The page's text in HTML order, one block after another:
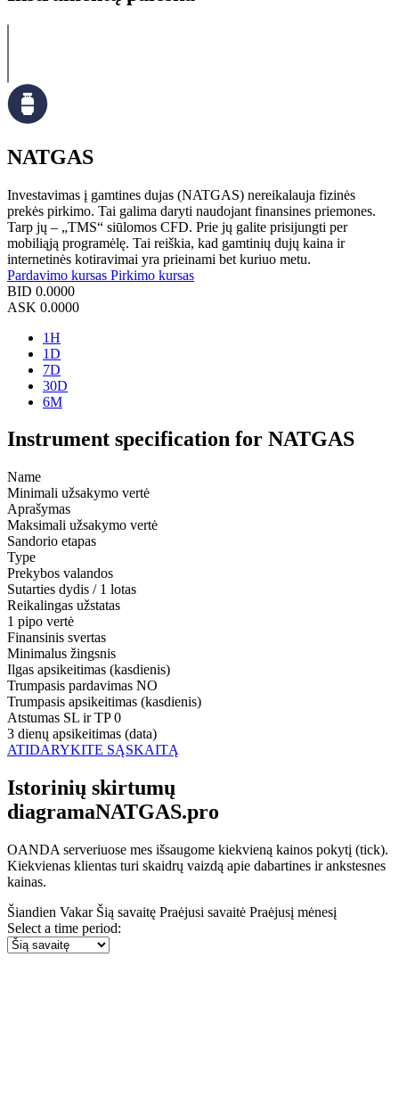
NATGAS
Investavimas į gamtines dujas (NATGAS) nereikalauja fizinės
prekės pirkimo. Tai galima daryti naudojant finansines priemones.
Tarp jų – „TMS“ siūlomos CFD. Prie jų galite prisijungti per
mobiliąją programėlę. Tai reiškia, kad gamtinių dujų kaina ir
internetinės kotiravimai yra prieinami bet kuriuo metu.
Pardavimo kursas Pirkimo kursas
BID 0.0000
ASK 0.0000
1H
1D
7D
30D
6M
Instrument specification for NATGAS
Name
Minimali užsakymo vertė
Aprašymas
Maksimali užsakymo vertė
Sandorio etapas
Type
Prekybos valandos
Sutarties dydis / 1 lotas
Reikalingas užstatas
1 pipo vertė
Finansinis svertas
Minimalus žingsnis
Ilgas apsikeitimas (kasdienis)
Trumpasis pardavimas NO
Trumpasis apsikeitimas (kasdienis)
Atstumas SL ir TP 0
3 dienų apsikeitimas (data)
ATIDARYKITE SĄSKAITĄ
Istorinių skirtumų
diagramaNATGAS.pro
OANDA serveriuose mes išsaugome kiekvieną kainos pokytį (tick).
Kiekvienas klientas turi skaidrų vaizdą apie dabartines ir ankstesnes
kainas.
Šiandien Vakar Šią savaitę Praėjusi savaitė Praėjusį mėnesį
Select a time period: